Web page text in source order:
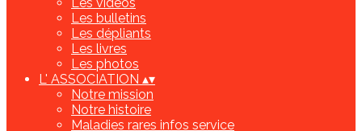
Les bulletins
Les dépliants
Les livres
Les photos
L' ASSOCIATION ▴▾
Notre mission
Notre histoire
Maladies rares infos service